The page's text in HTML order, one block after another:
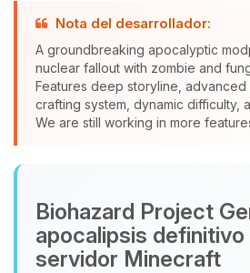
Nota del desarrollador:
A groundbreaking apocalyptic
nuclear fallout with zombie and
Features deep storyline, advanced
crafting system, dynamic difficulty,
We are still working in more
Biohazard Project
apocalipsis definitivo
servidor Minecraft
Yupi, por fin alguien
hablar! Soy Choupy, tu
asistente de BoxToPlay.
que necesitas y moveré
pequenos circuitos para